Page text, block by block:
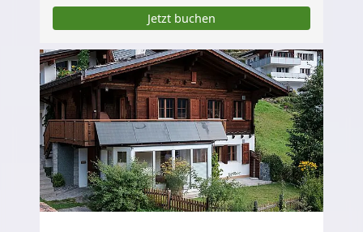
Jetzt buchen